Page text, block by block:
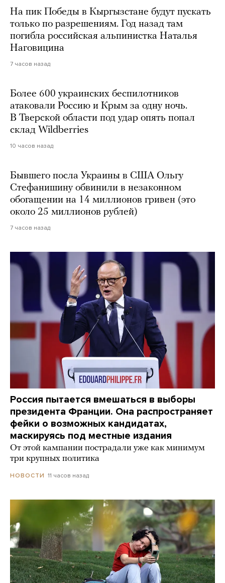
На пик Победы в Кыргызстане будут пускать
только по разрешениям. Год назад там
погибла российская альпинистка Наталья
Наговицина
7 часов назад
Более 600 украинских беспилотников
атаковали Россию и Крым за одну ночь.
В Тверской области под удар опять попал
склад Wildberries
10 часов назад
Бывшего посла Украины в США Ольгу
Стефанишину обвинили в незаконном
обогащении на 14 миллионов гривен (это
около 25 миллионов рублей)
7 часов назад
Россия пытается вмешаться в выборы
президента Франции. Она распространяет
фейки о возможных кандидатах,
маскируясь под местные издания
От этой кампании пострадали уже как минимум
три крупных политика
НОВОСТИ 11 часов назад